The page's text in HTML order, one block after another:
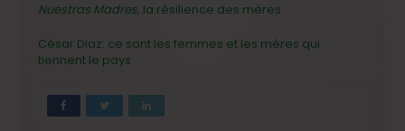
Nuestras Madres, la résilience des mères
César Diaz: ce sont les femmes et les mères qui
tiennent le pays